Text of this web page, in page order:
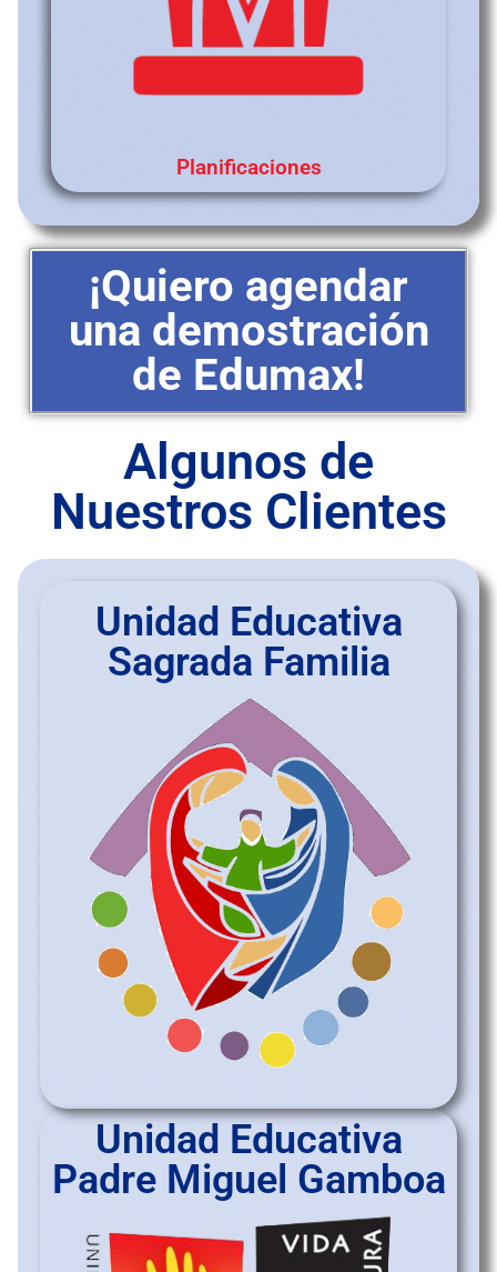
Planificaciones
¡Quiero agendar
una demostración
de Edumax!
Algunos de
Nuestros Clientes
Unidad Educativa
Sagrada Familia
Unidad Educativa
Padre Miguel Gamboa